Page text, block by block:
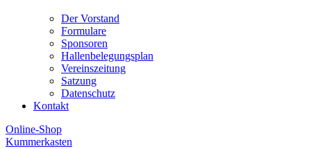
Der Vorstand
Formulare
Sponsoren
Hallenbelegungsplan
Vereinszeitung
Satzung
Datenschutz
Kontakt
Online-Shop
Kummerkasten